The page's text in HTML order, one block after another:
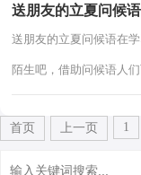
送朋友的立夏问候语
送朋友的立夏问候语在
陌生吧，借助问候语人
首页 上一页 1